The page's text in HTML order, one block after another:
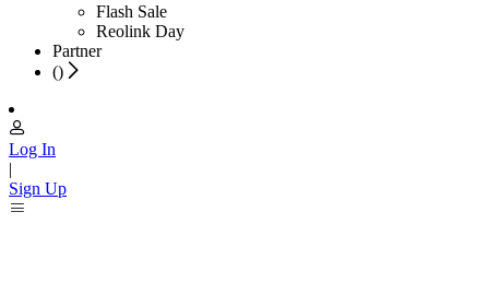
Flash Sale
Reolink Day
Partner
()
Log In
|
Sign Up